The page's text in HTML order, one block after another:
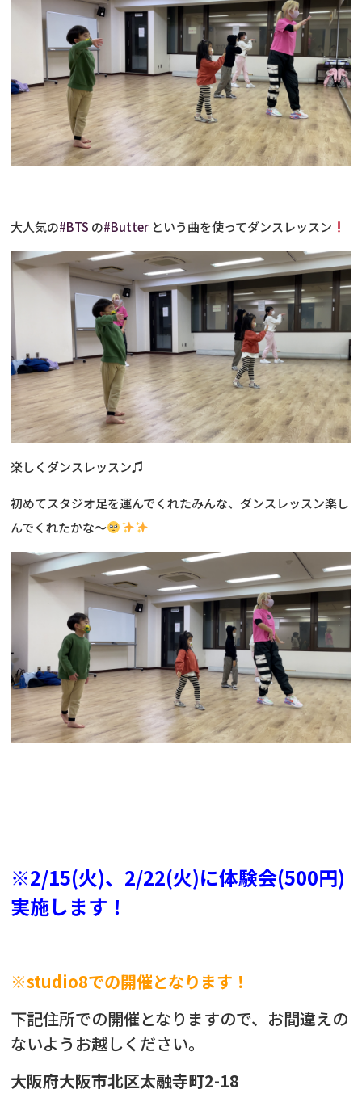
大人気の#BTS の#Butter という曲を使ってダンスレッスン
楽しくダンスレッスン♫
初めてスタジオ足を運んでくれたみんな、ダンスレッスン楽し
んでくれたかな〜
※2/15(火)、2/22(火)に体験会(500円)
実施します！
※studio8での開催となります！
下記住所での開催となりますので、お間違えの
ないようお越しください。
大阪府大阪市北区太融寺町2-18